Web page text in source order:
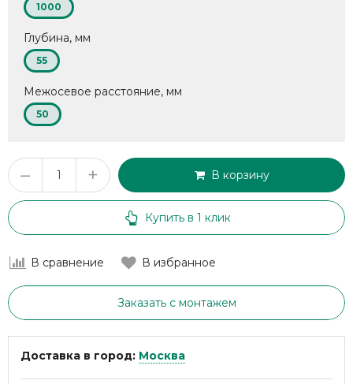
1000
Глубина, мм
55
Межосевое расстояние, мм
50
– + В корзину
Купить в 1 клик
В сравнение В избранное
Заказать с монтажем
Доставка в город: Москва